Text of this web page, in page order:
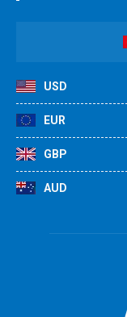
USD
EUR
GBP
AUD